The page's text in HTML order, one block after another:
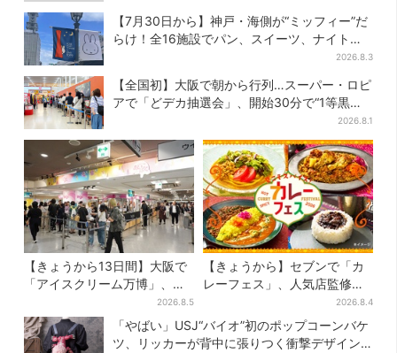
【7月30日から】神戸・海側が“ミッフィー”だ
らけ！全16施設でパン、スイーツ、ナイトマ
2026.8.3
【全国初】大阪で朝から行列…スーパー・ロピ
アで「どデカ抽選会」、開始30分で“1等黒毛
2026.8.1
【きょうから13日間】大阪で
「アイスクリーム万博」、全
国34ブランド・100種超…初
登場の「チョコソフト」に行
列
2026.8.5
【きょうから】セブンで「カ
レーフェス」、人気店監修メ
ニューなど全15品！お得な割
引キャンペーンは2週間だけ
2026.8.4
「やばい」USJ“バイオ”初のポップコーンバケ
ツ、リッカーが背中に張りつく衝撃デザイン